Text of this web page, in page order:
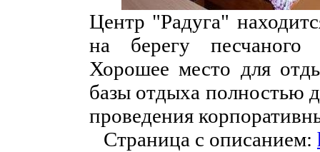
Центр "Радуга"
на берегу песчаного
Хорошее место для
базы отдыха полностью
проведения
Страница с описанием: